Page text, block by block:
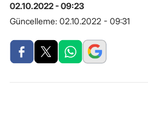
02.10.2022 - 09:23
Güncelleme: 02.10.2022 - 09:31